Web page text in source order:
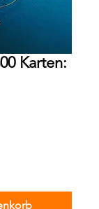
Karten: